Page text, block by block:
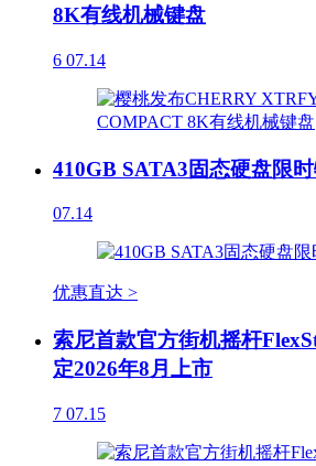
8K有线机械键盘
6 07.14
410GB SATA3固态硬盘限
07.14
优惠直达 >
索尼首款官方街机摇杆
定2026年8月上市
7 07.15